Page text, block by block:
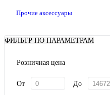
Прочие аксессуары
ФИЛЬТР ПО ПАРАМЕТРАМ
Розничная цена
От До